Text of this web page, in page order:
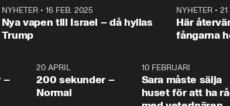
NYHETER• 16 FEB. 2025
Nya vapen till Israel – då hyllas
Trump
NYHETER •
Här
fångarna
4:23
–
20 APRIL
200 sekunder –
Normal
10 FEBRUARI
Sara måste sälja
huset för att ha